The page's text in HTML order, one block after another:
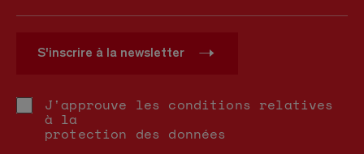
S'inscrire à la newsletter
J'approuve les conditions relatives
à la
protection des données